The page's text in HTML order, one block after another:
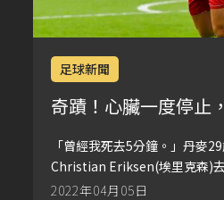
足球新聞
奇蹟！心臟一度停止
國家隊首秀進球
「曾經我死去5分鐘。」丹麥
Christian Eriksen(埃里克森)
因心臟突然一度停止而昏倒，
2022年04月05日